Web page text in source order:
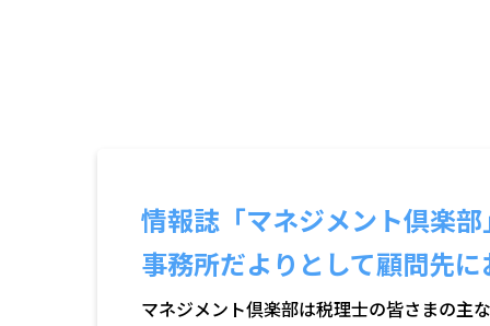
情報誌「マネジメント倶楽
事務所だよりとして顧問先
マネジメント倶楽部は税理士の皆さまの主